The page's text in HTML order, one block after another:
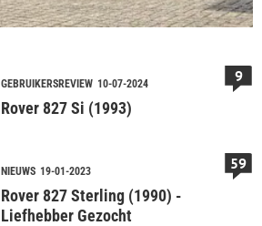
GEBRUIKERSREVIEW 10-07-2024
Rover 827 Si (1993)
9
NIEUWS 19-01-2023
Rover 827 Sterling (1990) -
Liefhebber Gezocht
59